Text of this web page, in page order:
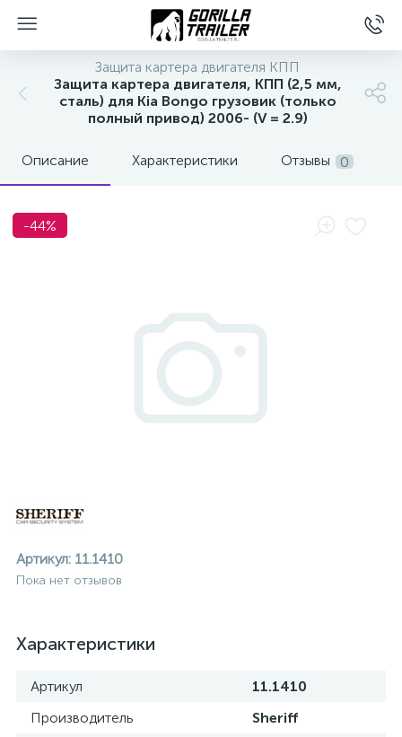
Защита картера двигателя КПП
Защита картера двигателя, КПП (2,5 мм,
сталь) для Kia Bongo грузовик (только
полный привод) 2006- (V = 2.9)
Описание Характеристики Отзывы 0
-44%
Артикул: 11.1410
Пока нет отзывов
Характеристики
Артикул
11.1410
Производитель
Sheriff